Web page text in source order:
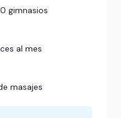
gimnasios
al mes
masajes